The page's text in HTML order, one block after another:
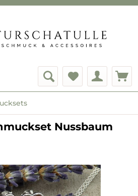
Nussbaum